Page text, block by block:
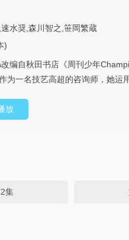
水奨,森川智之,笹岡繁蔵
)
编自秋田书店《周刊少年
为一名技艺高超的咨询师，她运
放
集